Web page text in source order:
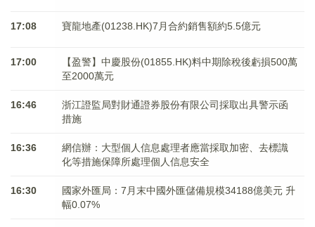
17:08 寶龍地產(01238.HK)7月合約銷售額約5.5億元
17:00
【盈警】中慶股份(01855.HK)料中期除稅後虧損500萬
至2000萬元
16:46
浙江證監局對財通證券股份有限公司採取出具警示函
措施
16:36
網信辦：大型個人信息處理者應當採取加密、去標識
化等措施保障所處理個人信息安全
16:30
國家外匯局：7月末中國外匯儲備規模34188億美元 升
幅0.07%